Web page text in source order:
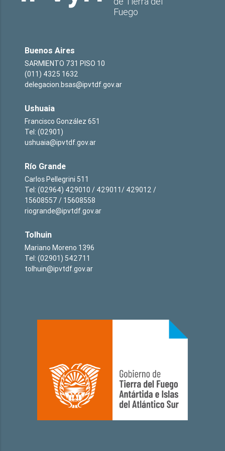
Fuego
Buenos Aires
SARMIENTO 731 PISO 10
(011) 4325 1632
delegacion.bsas@ipvtdf.gov.ar
Ushuaia
Francisco González 651
Tel: (02901)
ushuaia@ipvtdf.gov.ar
Río Grande
Carlos Pellegrini 511
Tel: (02964) 429010 / 429011/ 429012 /
15608557 / 15608558
riogrande@ipvtdf.gov.ar
Tolhuin
Mariano Moreno 1396
Tel: (02901) 542711
tolhuin@ipvtdf.gov.ar